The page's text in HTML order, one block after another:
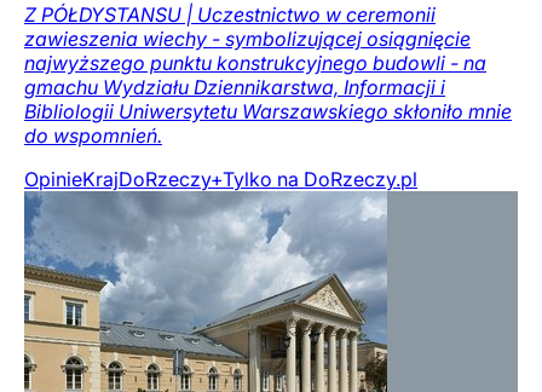
Z PÓŁDYSTANSU | Uczestnictwo w ceremonii
zawieszenia wiechy - symbolizującej osiągnięcie
najwyższego punktu konstrukcyjnego budowli - na
gmachu Wydziału Dziennikarstwa, Informacji i
Bibliologii Uniwersytetu Warszawskiego skłoniło mnie
do wspomnień.
OpinieKrajDoRzeczy+Tylko na DoRzeczy.pl